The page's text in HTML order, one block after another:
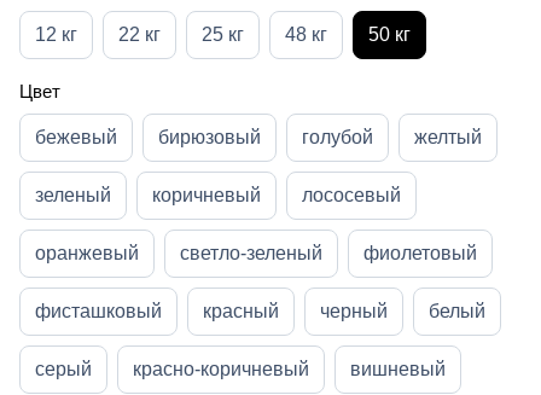
12 кг 22 кг 25 кг 48 кг 50 кг
Цвет
бежевый бирюзовый голубой желтый
зеленый коричневый лососевый
оранжевый светло-зеленый фиолетовый
фисташковый красный черный белый
серый красно-коричневый вишневый